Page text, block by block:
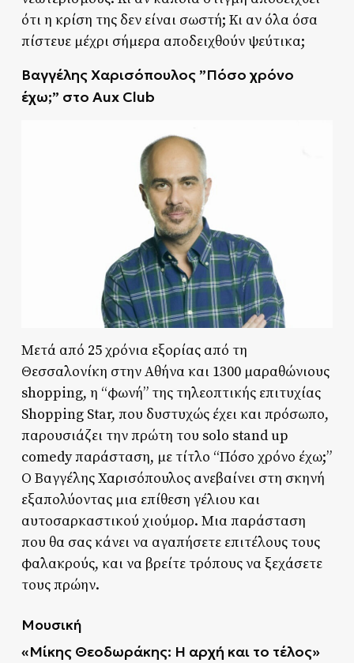
ότι η κρίση της δεν είναι σωστή; Κι αν όλα όσα
πίστευε μέχρι σήμερα αποδειχθούν ψεύτικα;
Βαγγέλης Χαρισόπουλος ”Πόσο χρόνο
έχω;” στο Aux Club
Μετά από 25 χρόνια εξορίας από τη
Θεσσαλονίκη στην Αθήνα και 1300 μαραθώνιους
shopping, η “φωνή” της τηλεοπτικής επιτυχίας
Shopping Star, που δυστυχώς έχει και πρόσωπο,
παρουσιάζει την πρώτη του solo stand up
comedy παράσταση, με τίτλο “Πόσο χρόνο έχω;”
Ο Βαγγέλης Χαρισόπουλος ανεβαίνει στη σκηνή
εξαπολύοντας μια επίθεση γέλιου και
αυτοσαρκαστικού χιούμορ. Μια παράσταση
που θα σας κάνει να αγαπήσετε επιτέλους τους
φαλακρούς, και να βρείτε τρόπους να ξεχάσετε
τους πρώην.
Μουσική
«Μίκης Θεοδωράκης: Η αρχή και το τέλος»